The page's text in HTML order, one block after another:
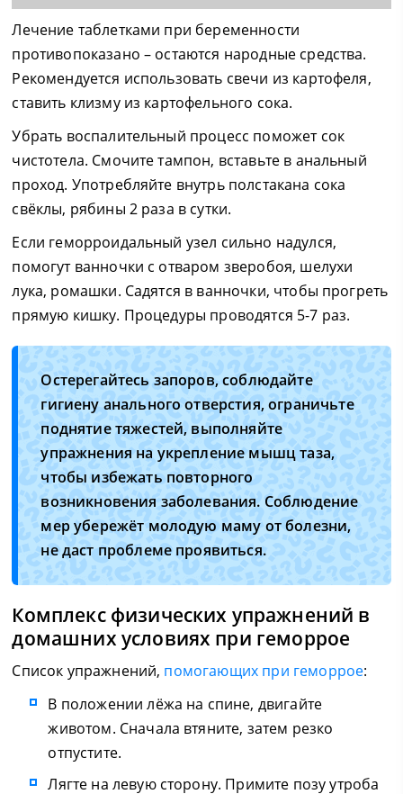
Лечение таблетками при беременности
противопоказано – остаются народные средства.
Рекомендуется использовать свечи из картофеля,
ставить клизму из картофельного сока.
Убрать воспалительный процесс поможет сок
чистотела. Смочите тампон, вставьте в анальный
проход. Употребляйте внутрь полстакана сока
свёклы, рябины 2 раза в сутки.
Если геморроидальный узел сильно надулся,
помогут ванночки с отваром зверобоя, шелухи
лука, ромашки. Садятся в ванночки, чтобы прогреть
прямую кишку. Процедуры проводятся 5-7 раз.
Остерегайтесь запоров, соблюдайте
гигиену анального отверстия, ограничьте
поднятие тяжестей, выполняйте
упражнения на укрепление мышц таза,
чтобы избежать повторного
возникновения заболевания. Соблюдение
мер убережёт молодую маму от болезни,
не даст проблеме проявиться.
Комплекс физических упражнений в
домашних условиях при геморрое
Список упражнений, помогающих при геморрое:
В положении лёжа на спине, двигайте
животом. Сначала втяните, затем резко
отпустите.
Лягте на левую сторону. Примите позу утроба